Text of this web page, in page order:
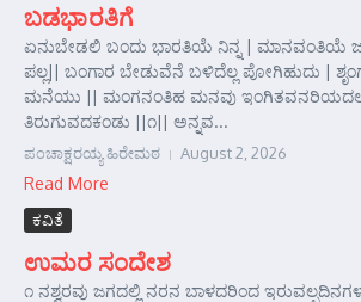
ಬಡಭಾರತಿಗೆ
ಏನುಬೇಡಲಿ ಬಂದು ಭಾರತಿಯೆ ನಿನ್ನ | ಮಾನವಂತಿಯೆ
ಪಲ್ಲ|| ಬಂಗಾರ ಬೇಡುವೆನೆ ಬಳಿದೆಲ್ಲ ಪೋಗಿಹುದು |
ಮನೆಯು || ಮಂಗನಂತಿಹ ಮನವು
ತಿರುಗುವದಕಂಡು ||೧|| ಅನ್ನವ...
ಪಂಚಾಕ್ಷರಯ್ಯ ಹಿರೇಮಠ August 2, 2026
Read More
ಕವಿತೆ
ಉಮರ ಸಂದೇಶ
೧ ನಶ್ವರವು ಜಗದಲ್ಲಿ ನರನ ಬಾಳದರಿಂದ